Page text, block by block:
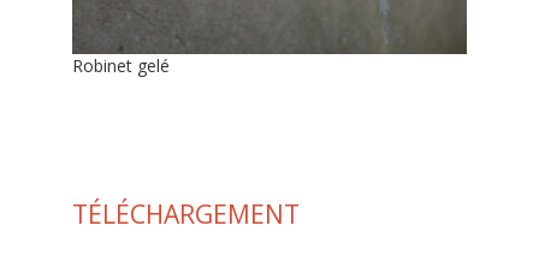
Robinet gelé
TÉLÉCHARGEMENT